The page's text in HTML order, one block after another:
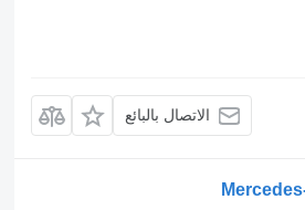
الاتصال بالبائع